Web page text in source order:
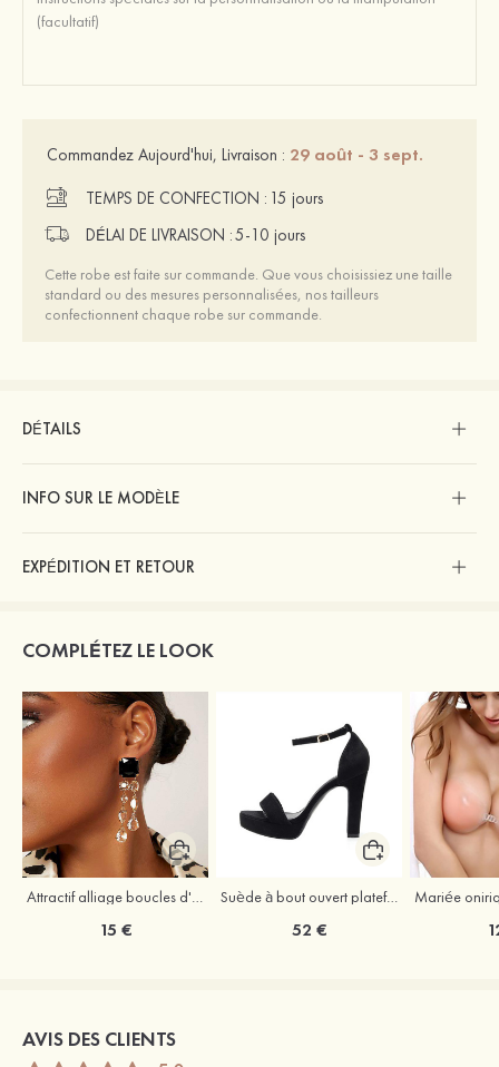
Commandez Aujourd'hui, Livraison : 29 août - 3 sept.
TEMPS DE CONFECTION : 15 jours
DÉLAI DE LIVRAISON :5-10 jours
Cette robe est faite sur commande. Que vous choisissiez une taille
standard ou des mesures personnalisées, nos tailleurs
confectionnent chaque robe sur commande.
DÉTAILS
INFO SUR LE MODÈLE
EXPÉDITION ET RETOUR
COMPLÉTEZ LE LOOK
Attractif alliage boucles d'oreilles
15 €
Suède à bout ouvert plateforme sandales talon bottier remise du diplôme chaussures de mode
52 €
AVIS DES CLIENTS